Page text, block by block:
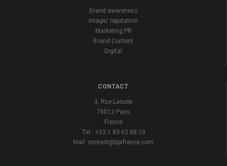
Brand awareness
Image/ reputation
Marketing PR
Brand Content
Digital
CONTACT
3, Rue Lacuée
75012 Paris
France
Tel : +33 1 83 62 88 10
Mail: contact@bprfrance.com